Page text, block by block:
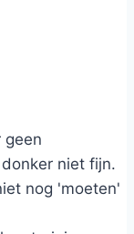
geen
niet fijn.
nog 'moeten'